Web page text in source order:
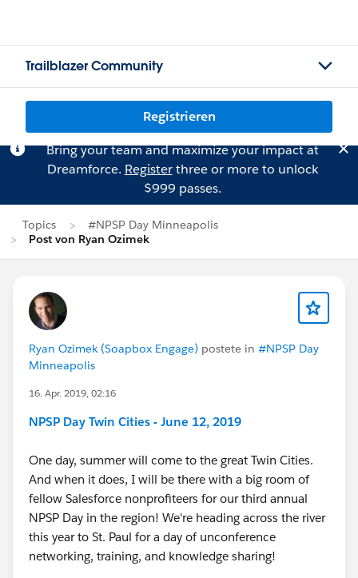
Trailblazer Community
Registrieren
Bring your team and maximize your impact at
Dreamforce. Registerthree or more to unlock
$999 passes.
Topics
#NPSP Day Minneapolis
Post von Ryan Ozimek
Ryan Ozimek (Soapbox Engage) postete in #NPSP Day
Minneapolis
16. Apr. 2019, 02:16
NPSP Day Twin Cities - June 12, 2019
One day, summer will come to the great Twin Cities.
And when it does, I will be there with a big room of
fellow Salesforce nonprofiteers for our third annual
NPSP Day in the region! We're heading across the river
this year to St. Paul for a day of unconference
networking, training, and knowledge sharing!